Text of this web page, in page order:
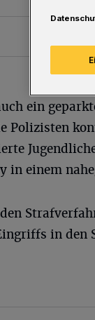
ein
Polizisten
in einem
in den